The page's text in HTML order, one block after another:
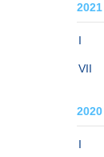
2021
I
VII
2020
I